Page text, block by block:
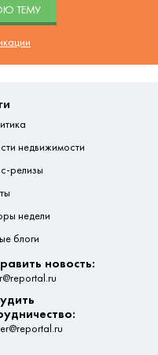
ТЕМУ
недвижимости
релизы
недели
блоги
новость: